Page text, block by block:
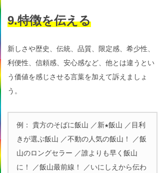
9.特徴を伝える
新しさや歴史、伝統、品質、限定感、希少性、
利便性、信頼感、安心感など、他とは違うとい
う価値を感じさせる言葉を加えて訴えましょ
う。
例： 貴方のそばに飯山 ／新★飯山 ／目利
きが選ぶ飯山 ／不動の人気の飯山！ ／飯
山のロングセラー ／誰よりも早く飯山
に！ ／飯山最前線！ ／いにしえから伝わ